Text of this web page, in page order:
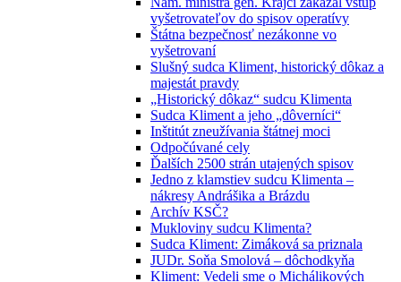
vyšetrovateľov do spisov operatívy
Štátna bezpečnosť nezákonne vo
vyšetrovaní
Slušný sudca Kliment, historický dôkaz a
majestát pravdy
„Historický dôkaz“ sudcu Klimenta
Sudca Kliment a jeho „dôverníci“
Inštitút zneužívania štátnej moci
Odpočúvané cely
Ďalších 2500 strán utajených spisov
Jedno z klamstiev sudcu Klimenta –
nákresy Andrášika a Brázdu
Archív KSČ?
Mukloviny sudcu Klimenta?
Sudca Kliment: Zimáková sa priznala
JUDr. Soňa Smolová – dôchodkyňa
Kliment: Vedeli sme o Michálikových